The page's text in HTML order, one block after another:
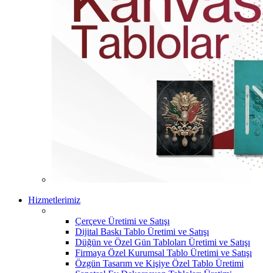
Hizmetlerimiz
Çerçeve Üretimi ve Satışı
Dijital Baskı Tablo Üretimi ve Satışı
Düğün ve Özel Gün Tabloları Üretimi ve Satışı
Firmaya Özel Kurumsal Tablo Üretimi ve Satışı
Özgün Tasarım ve Kişiye Özel Tablo Üretimi